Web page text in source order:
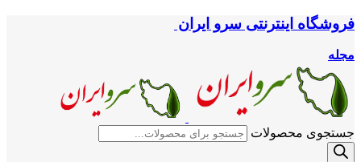
فروشگاه اینترنتی سرو ایران
مجله
جستجوی محصولات